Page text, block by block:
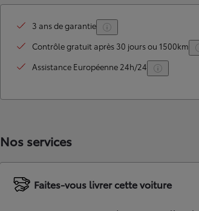
3 ans de garantie
Contrôle gratuit après 30 jours ou 1500km
Assistance Européenne 24h/24
Nos services
Faites-vous livrer cette voiture